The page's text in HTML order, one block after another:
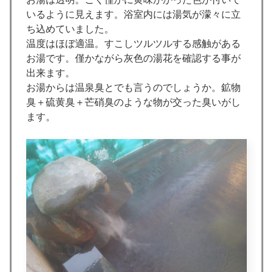
いるように見えます。浴室内には湯気が濛々に立
ち込めていました。
温度はほぼ適温。すこしツルツルする感触がある
お湯です。僅かながら灰色の湯花を確認する事が
出来ます。
お湯からは温泉臭とでも言うのでしょうか。鉱物
臭＋硫黄臭＋芒硝臭のような物が交った臭いがし
ます。